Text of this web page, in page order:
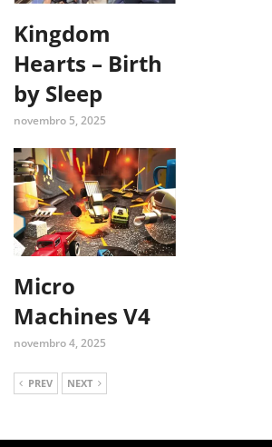
Kingdom
Hearts – Birth
by Sleep
novembro 5, 2025
Micro
Machines V4
novembro 4, 2025
PREV NEXT